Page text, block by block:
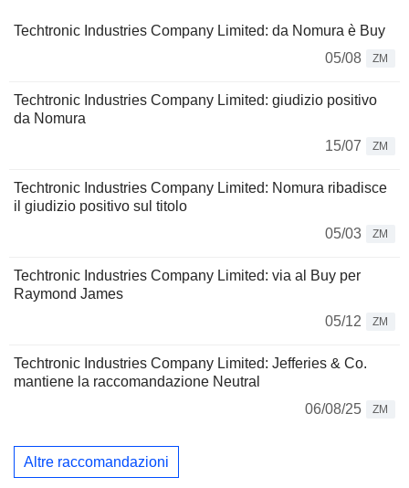
Techtronic Industries Company Limited: da Nomura è Buy
05/08
ZM
Techtronic Industries Company Limited: giudizio positivo
da Nomura
15/07
ZM
Techtronic Industries Company Limited: Nomura ribadisce
il giudizio positivo sul titolo
05/03
ZM
Techtronic Industries Company Limited: via al Buy per
Raymond James
05/12
ZM
Techtronic Industries Company Limited: Jefferies & Co.
mantiene la raccomandazione Neutral
06/08/25
ZM
Altre raccomandazioni